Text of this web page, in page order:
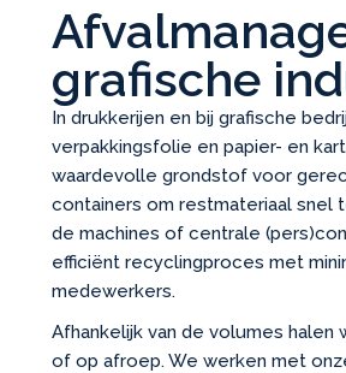
grafische
In drukkerijen en bij grafische
verpakkingsfolie en papier- en
waardevolle grondstof voor
containers om restmateriaal snel
de machines of centrale
efficiënt recyclingproces met
medewerkers.
Afhankelijk van de volumes
of op afroep. We werken met